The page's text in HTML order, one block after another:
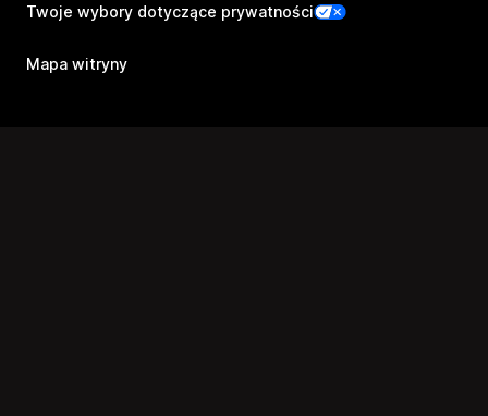
Twoje wybory dotyczące prywatności
Mapa witryny